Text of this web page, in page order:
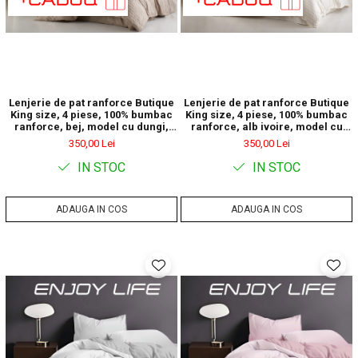
Lenjerie de pat ranforce Butique
King size, 4 piese, 100% bumbac
ranforce, bej, model cu dungi,
ESTINA V3
350,00 Lei
IN STOC
ADAUGA IN COS
Lenjerie de pat ranforce Butique
King size, 4 piese, 100% bumbac
ranforce, alb ivoire, model cu
dungi, ESTINA V1
350,00 Lei
IN STOC
ADAUGA IN COS